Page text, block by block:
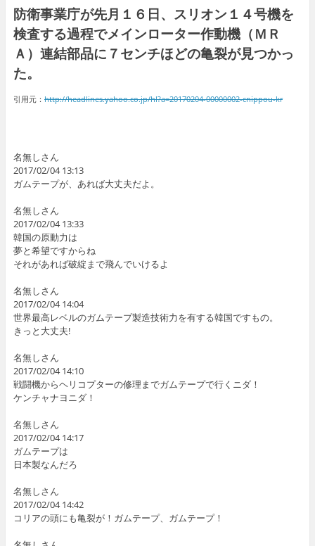
防衛事業庁が先月１６日、スリオン１４号機を
検査する過程でメインローター作動機（ＭＲ
Ａ）連結部品に７センチほどの亀裂が見つかっ
た。
引用元： http://headlines.yahoo.co.jp/hl?a=20170204-00000002-cnippou-kr
名無しさん
2017/02/04 13:13
ガムテープが、あれば大丈夫だよ。
名無しさん
2017/02/04 13:33
韓国の原動力は
夢と希望ですからね
それがあれば破綻まで飛んでいけるよ
名無しさん
2017/02/04 14:04
世界最高レベルのガムテープ製造技術力を有する韓国ですもの。
きっと大丈夫!
名無しさん
2017/02/04 14:10
戦闘機からヘリコプターの修理までガムテープで行くニダ！
ケンチャナヨニダ！
名無しさん
2017/02/04 14:17
ガムテープは
日本製なんだろ
名無しさん
2017/02/04 14:42
コリアの頭にも亀裂が！ガムテープ、ガムテープ！